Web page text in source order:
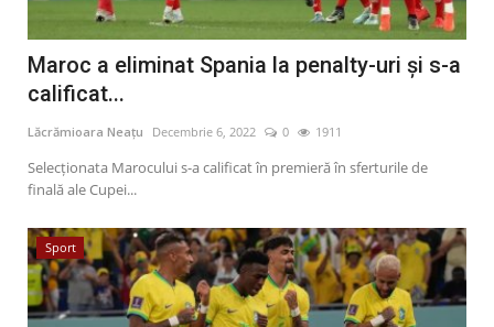
Maroc a eliminat Spania la penalty-uri și s-a
calificat...
Lăcrămioara Neațu Decembrie 6, 2022 0 1911
Selecţionata Marocului s-a calificat în premieră în sferturile de
finală ale Cupei...
Sport